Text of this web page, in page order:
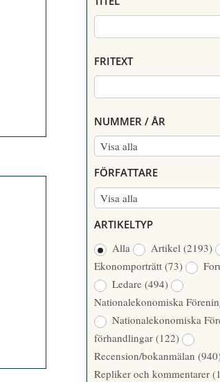
FRITEXT
NUMMER / ÅR
Visa alla
N
M
M
/
Å
R
FÖRFATTARE
Visa alla
R
F
A
T
T
A
R
E
ARTIKELTYP
Alla
Artikel (2193)
Ekonomporträtt (73)
Ledare (494)
Nationalekonomiska
Nationalekonomiska
förhandlingar (122)
Recension/bokanmälan
Repliker och kommentarer